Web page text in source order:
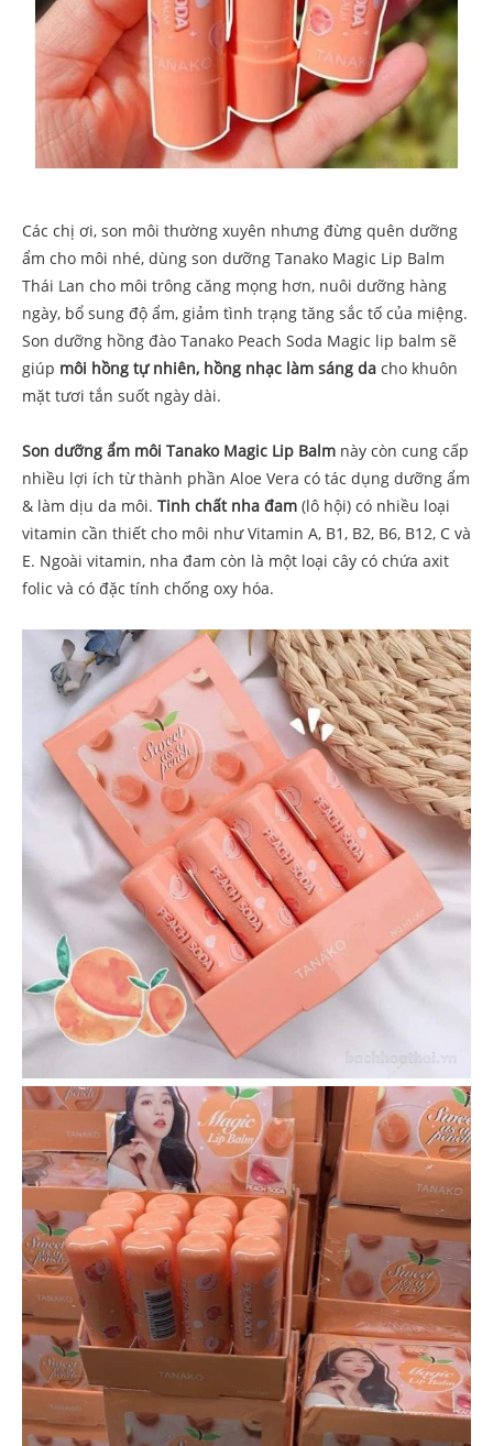
Các chị ơi, son môi thường xuyên nhưng đừng quên dưỡng
ẩm cho môi nhé, dùng son dưỡng Tanako Magic Lip Balm
Thái Lan cho môi trông căng mọng hơn, nuôi dưỡng hàng
ngày, bổ sung độ ẩm, giảm tình trạng tăng sắc tố của miệng.
Son dưỡng hồng đào Tanako Peach Soda Magic lip balm sẽ
giúp môi hồng tự nhiên, hồng nhạc làm sáng da cho khuôn
mặt tươi tắn suốt ngày dài.
Son dưỡng ẩm môi Tanako Magic Lip Balm này còn cung cấp
nhiều lợi ích từ thành phần Aloe Vera có tác dụng dưỡng ẩm
& làm dịu da môi. Tinh chất nha đam (lô hội) có nhiều loại
vitamin cần thiết cho môi như Vitamin A, B1, B2, B6, B12, C và
E. Ngoài vitamin, nha đam còn là một loại cây có chứa axit
folic và có đặc tính chống oxy hóa.